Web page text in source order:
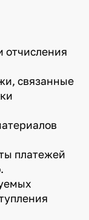
отчисления
связанные
платежей